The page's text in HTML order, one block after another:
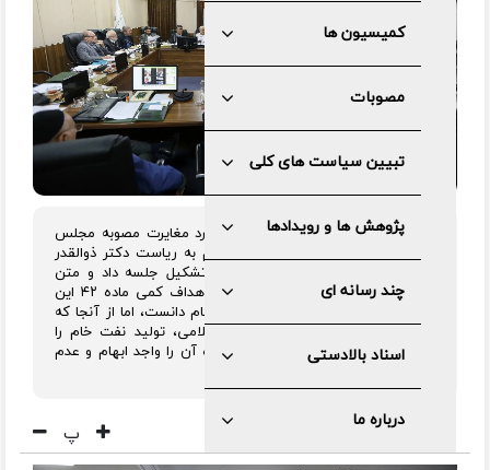
کمیسیون ها
مصوبات
تبیین سیاست های کلی
پژوهش ها و رویدادها
چند رسانه ای
اسناد بالادستی
درباره ما
هیات عالی نظارت در ادامه بررسی موارد مغایرت مصوبه مجلس
درخصوص لایحه برنامه پنج ساله هفتم به ریاست دکتر ذوالقدر
عصر امروز سه شنبه ۸ اسفند ۱۴۰۲ تشکیل جلسه داد و متن
اصلاحی مجلس شورای اسلامی درباره اهداف کمی ماده ۴۲ این
برنامه را موافق با سیاست های کلی نظام دانست، اما از آنجا که
دولت مجاز دانسته شده در سقف اعلامی، تولید نفت خام را
افزایش دهد و الزامات آن تعیین نشده آن را واجد ابهام و عدم
پ